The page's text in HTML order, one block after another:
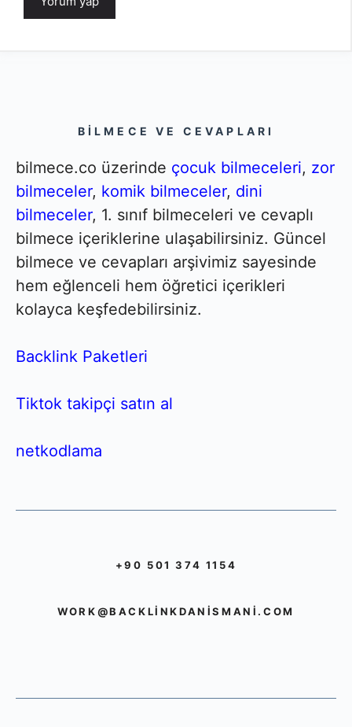
BILMECE VE CEVAPLARI
bilmece.co üzerinde çocuk bilmeceleri, zor
bilmeceler, komik bilmeceler, dini
bilmeceler, 1. sınıf bilmeceleri ve cevaplı
bilmece içeriklerine ulaşabilirsiniz. Güncel
bilmece ve cevapları arşivimiz sayesinde
hem eğlenceli hem öğretici içerikleri
kolayca keşfedebilirsiniz.
Backlink Paketleri
Tiktok takipçi satın al
netkodlama
+90 501 374 1154
WORK@BACKLINKDANISMANI.COM